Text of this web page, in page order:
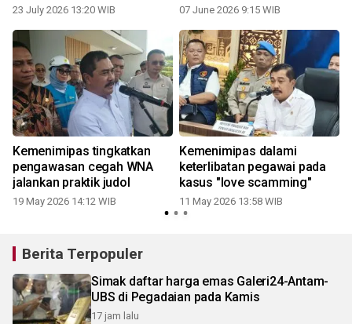
23 July 2026 13:20 WIB 07 June 2026 9:15 WIB
Kemenimipas tingkatkan
pengawasan cegah WNA
jalankan praktik judol
19 May 2026 14:12 WIB
Kemenimipas dalami
keterlibatan pegawai pada
kasus "love scamming"
11 May 2026 13:58 WIB
Berita Terpopuler
Simak daftar harga emas Galeri24-Antam-
UBS di Pegadaian pada Kamis
17 jam lalu